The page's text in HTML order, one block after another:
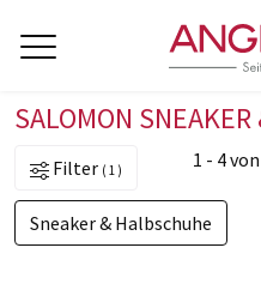
SALOMON
Filter 1 1 - 4
Sneaker & Halbschuhe